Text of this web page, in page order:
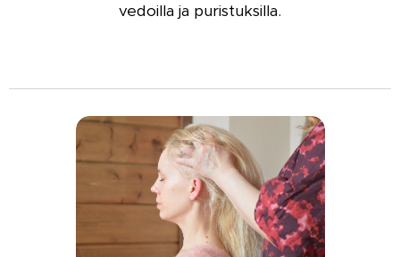
vedoilla ja puristuksilla.